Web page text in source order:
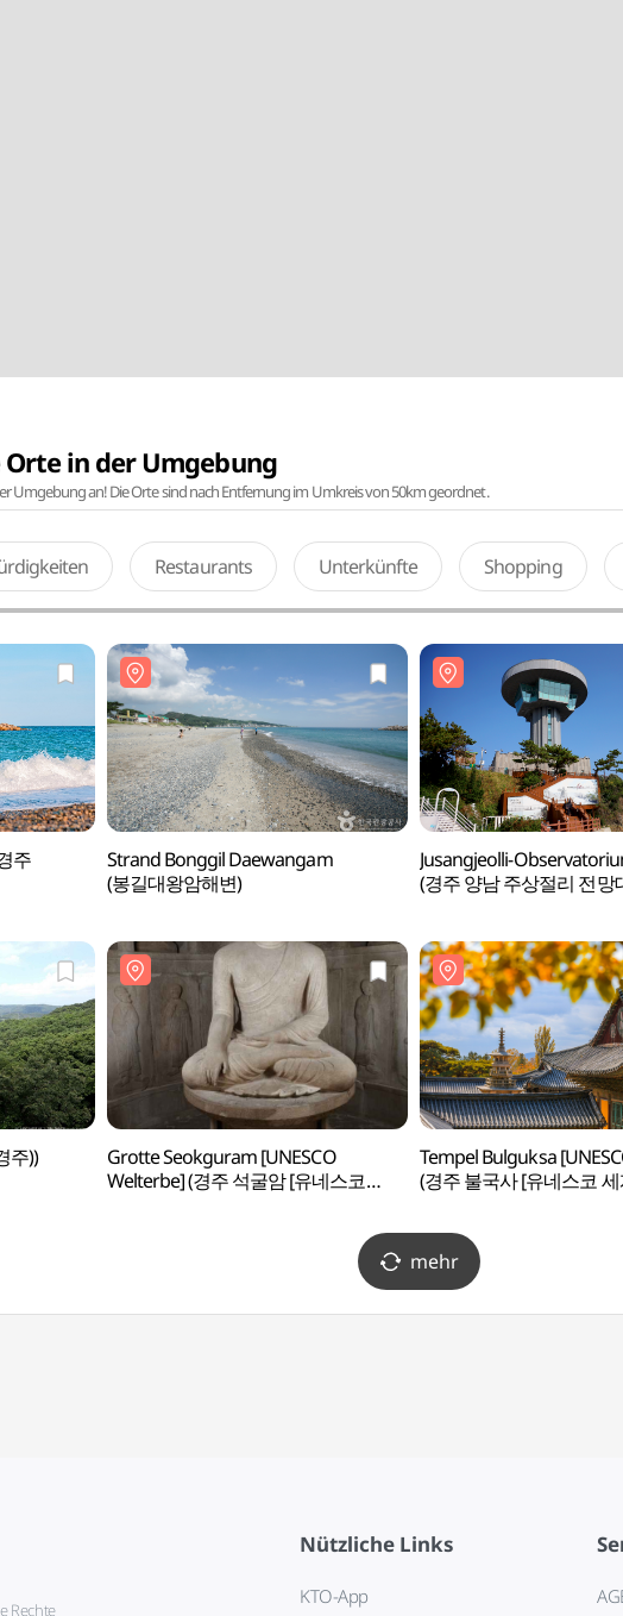
in der Umgebung
Umgebung an! Die Orte sind nach Entfernung im Umkreis von 50km geordnet.
Restaurants Unterkünfte Shopping
주
Strand Bonggil Daewangam
(봉길대왕암해변)
Jusangjeolli-
(경주 양남 주상절리 전망
주))
Grotte Seokguram [UNESCO
Welterbe] (경주 석굴암 [유네스코
Tempel Bulguksa
(경주 불국사 [유네스코
mehr
Nützliche Links
KTO-App
Rechte